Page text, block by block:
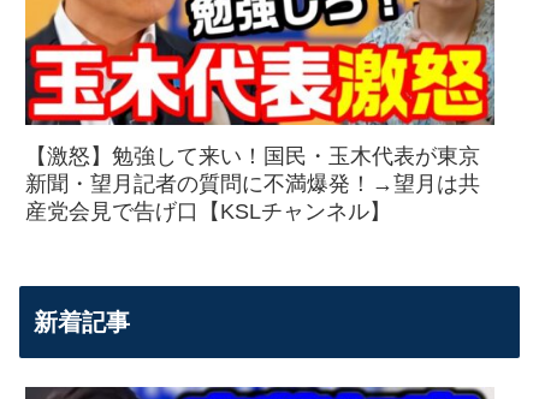
【激怒】勉強して来い！国民・玉木代表が東京
新聞・望月記者の質問に不満爆発！→望月は共
産党会見で告げ口【KSLチャンネル】
新着記事